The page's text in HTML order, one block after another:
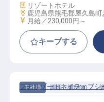
施設業態
リゾートホテル
勤務地
鹿児島県熊毛郡屋久島
給与
月給／230,000円～
キープする
正社員 調理（調理師）
プチリゾートネイティブシ